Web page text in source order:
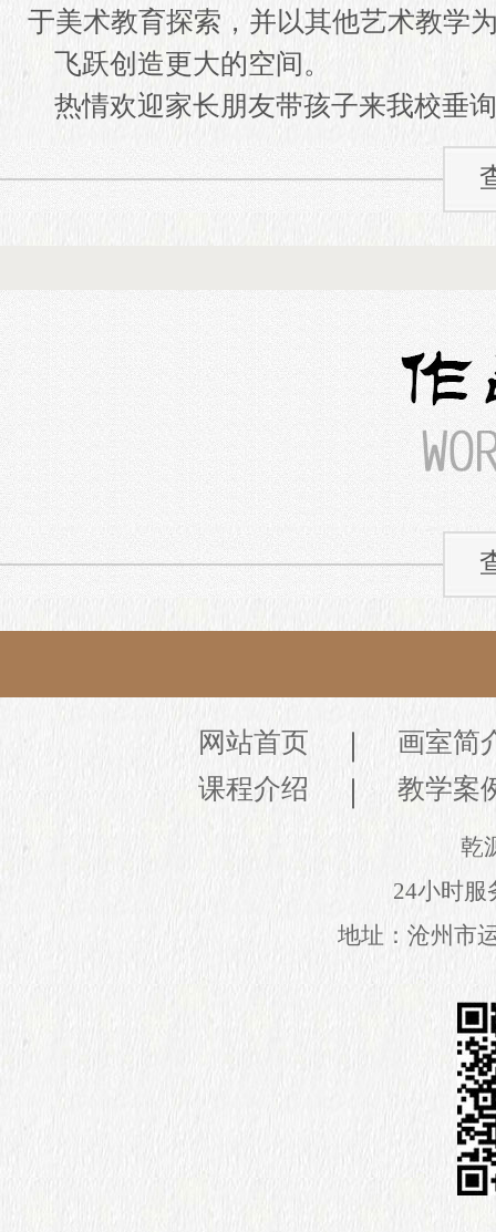
于美术教育探索，并以其他艺术教学
飞跃创造更大的空间。
热情欢迎家长朋友带孩子来我校垂
网站首页
画室简
课程介绍
教学案
乾
24小时服
地址：沧州市